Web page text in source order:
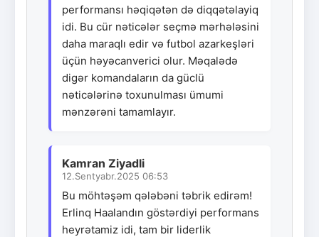
performansı həqiqətən də diqqətəlayiq
idi. Bu cür nəticələr seçmə mərhələsini
daha maraqlı edir və futbol azarkeşləri
üçün həyəcanverici olur. Məqalədə
digər komandaların da güclü
nəticələrinə toxunulması ümumi
mənzərəni tamamlayır.
Kamran Ziyadli
12.Sentyabr.2025 06:53
Bu möhtəşəm qələbəni təbrik edirəm!
Erlinq Haalandın göstərdiyi performans
heyrətamiz idi, tam bir liderlik